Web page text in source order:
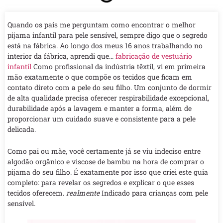
Quando os pais me perguntam como encontrar o melhor
pijama infantil para pele sensível, sempre digo que o segredo
está na fábrica. Ao longo dos meus 16 anos trabalhando no
interior da fábrica, aprendi que... fabricação de vestuário
infantil Como profissional da indústria têxtil, vi em primeira
mão exatamente o que compõe os tecidos que ficam em
contato direto com a pele do seu filho. Um conjunto de dormir
de alta qualidade precisa oferecer respirabilidade excepcional,
durabilidade após a lavagem e manter a forma, além de
proporcionar um cuidado suave e consistente para a pele
delicada.
Como pai ou mãe, você certamente já se viu indeciso entre
algodão orgânico e viscose de bambu na hora de comprar o
pijama do seu filho. É exatamente por isso que criei este guia
completo: para revelar os segredos e explicar o que esses
tecidos oferecem. realmenteIndicado para crianças com pele
sensível.